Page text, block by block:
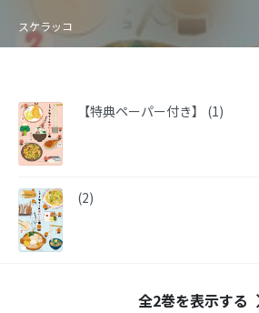
スケラッコ
【特典ペーパー付き】 (1)
(2)
全2巻を表示する